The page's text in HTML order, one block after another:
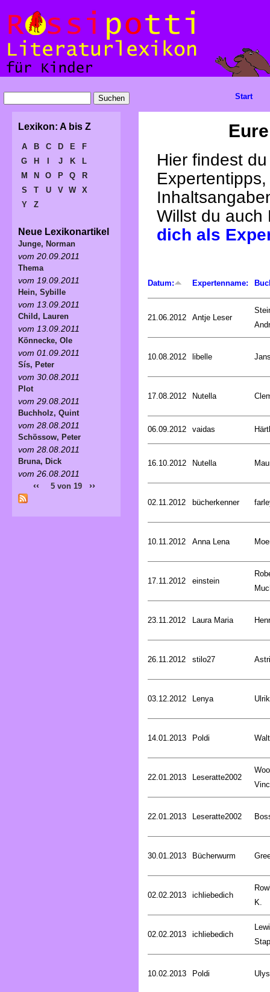
Hier findest
Willst du
dich als
Datum: Expertenname:
21.06.2012 Antje Leser
10.08.2012 libelle
17.08.2012 Nutella
06.09.2012 vaidas
16.10.2012 Nutella
02.11.2012 bücherkenner
10.11.2012 Anna Lena
17.11.2012 einstein
23.11.2012 Laura Maria
26.11.2012 stilo27
03.12.2012 Lenya
14.01.2013 Poldi
22.01.2013 Leseratte2002
22.01.2013 Leseratte2002
30.01.2013 Bücherwurm
02.02.2013 ichliebedich
K.
02.02.2013 ichliebedich
10.02.2013 Poldi
Start
Lexikon: A bis Z
A B C D E
F
G
H J K
L
M
N O P Q
R
S
T U V W
X
Y
Z
Neue Lexikonartikel
Junge, Norman
vom 20.09.2011
Thema
vom 19.09.2011
Hein, Sybille
vom 13.09.2011
Child, Lauren
vom 13.09.2011
Könnecke, Ole
vom 01.09.2011
Sís, Peter
vom 30.08.2011
Plot
vom 29.08.2011
Buchholz, Quint
vom 28.08.2011
Schössow, Peter
vom 28.08.2011
Bruna, Dick
vom 26.08.2011
‹‹ 5 von 19 ››